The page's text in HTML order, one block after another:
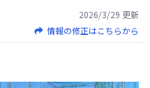
2026/3/29 更新
情報の修正はこちらから